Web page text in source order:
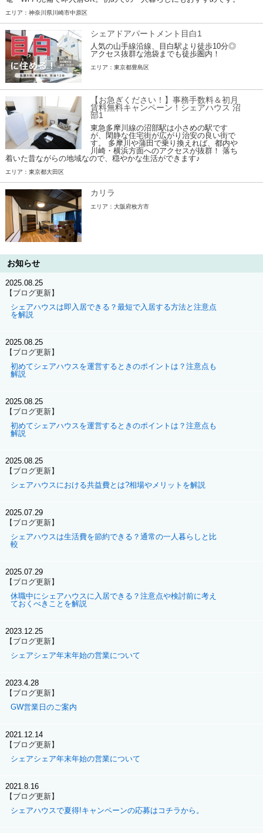
エリア：神奈川県川崎市中原区
シェアドアパートメント目白1
人気の山手線沿線、目白駅より徒歩10分◎
アクセス抜群な池袋までも徒歩圏内！
エリア：東京都豊島区
【お急ぎください！】事務手数料＆初月
賃料無料キャンペーン！シェアハウス 沼
部1
東急多摩川線の沼部駅は小さめの駅です
が、閑静な住宅街が広がり治安の良い街で
す。 多摩川や蒲田で乗り換えれば、都内や
川崎・横浜方面へのアクセスが抜群！ 落ち
着いた昔ながらの地域なので、穏やかな生活ができます♪
エリア：東京都大田区
カリラ
エリア：大阪府枚方市
お知らせ
2025.08.25
【ブログ更新】
シェアハウスは即入居できる？最短で入居する方法と注意点
を解説
2025.08.25
【ブログ更新】
初めてシェアハウスを運営するときのポイントは？注意点も
解説
2025.08.25
【ブログ更新】
初めてシェアハウスを運営するときのポイントは？注意点も
解説
2025.08.25
【ブログ更新】
シェアハウスにおける共益費とは?相場やメリットを解説
2025.07.29
【ブログ更新】
シェアハウスは生活費を節約できる？通常の一人暮らしと比
較
2025.07.29
【ブログ更新】
休職中にシェアハウスに入居できる？注意点や検討前に考え
ておくべきことを解説
2023.12.25
【ブログ更新】
シェアシェア年末年始の営業について
2023.4.28
【ブログ更新】
GW営業日のご案内
2021.12.14
【ブログ更新】
シェアシェア年末年始の営業について
2021.8.16
【ブログ更新】
シェアハウスで夏得!キャンペーンの応募はコチラから。